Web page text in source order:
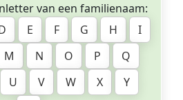
van een familienaam:
E F G H
I
M N O P
Q
U V W X
Y